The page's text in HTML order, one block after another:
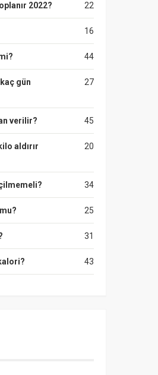
22
2022?
16
44
27
gün
45
verilir?
20
aldırır
34
25
31
43